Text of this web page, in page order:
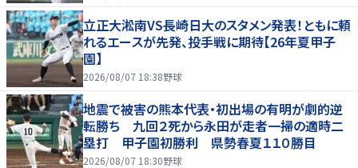
立正大淞南VS長崎日大のスタメン発表！ともに頼
れるエースが先発、投手戦に期待【26年夏甲子
園】
2026/08/07 18:38野球
地震で被害の熊本代表・初出場の有明が劇的逆
転勝ち 九回２死から永田が走者一掃の適時二
塁打 甲子園初勝利 県勢春夏１１０勝目
2026/08/07 18:30野球